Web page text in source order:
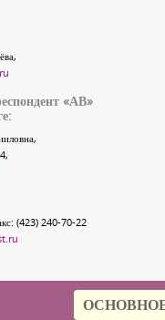
«АВ»
(423) 240-70-22